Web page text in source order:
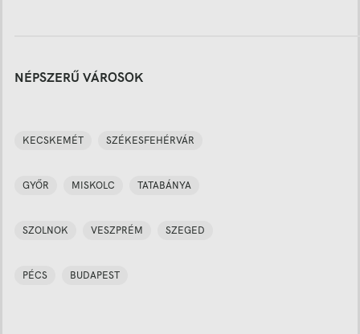
NÉPSZERŰ VÁROSOK
KECSKEMÉT SZÉKESFEHÉRVÁR
GYŐR MISKOLC TATABÁNYA
SZOLNOK VESZPRÉM SZEGED
PÉCS BUDAPEST